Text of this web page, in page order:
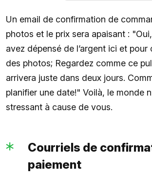
Un email de confirmation de
photos et le prix sera apaisant :
avez dépensé de l’argent ici et pour
des photos; Regardez comme ce
arrivera juste dans deux jours.
planifier une date!" Voilà, le monde
stressant à cause de vous.
Courriels de
paiement